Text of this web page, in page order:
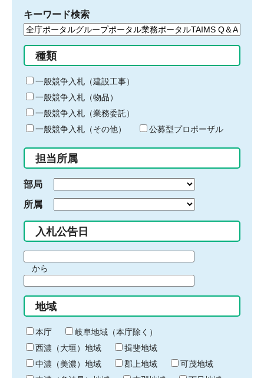
キーワード検索
検
る
キ
ー
ワ
ー
ド
入
力
種類
一般競争入札（建設工事）
一般競争入札（物品）
一般競争入札（業務委託）
一般競争入札（その他）
公募型プロポーザル
担当所属
部局
所属
入札公告日
間
始
り
から
間
終
わ
り
地域
本庁
岐阜地域（本庁除く）
西濃（大垣）地域
揖斐地域
中濃（美濃）地域
郡上地域
可茂地域